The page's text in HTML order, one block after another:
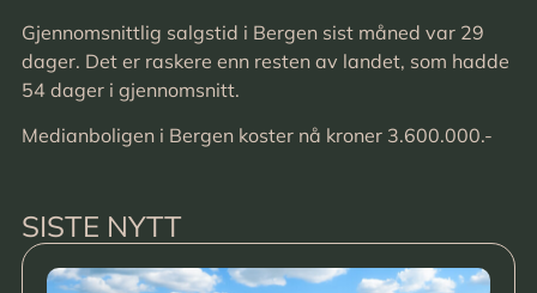
Gjennomsnittlig salgstid i Bergen sist måned var 29
dager. Det er raskere enn resten av landet, som hadde
54 dager i gjennomsnitt.
Medianboligen i Bergen koster nå kroner 3.600.000.-
SISTE NYTT